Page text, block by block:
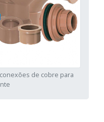
de cobre para